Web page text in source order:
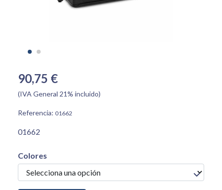
90,75 €
(IVA General 21% incluido)
Referencia: 01662
01662
Colores